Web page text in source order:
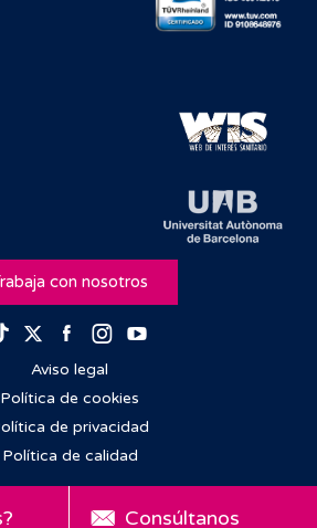
Consúltanos
con nosotros
TikTokTwitterFacebook
Instagram
Aviso legal
Política de cookies
de privacidad
Política de calidad